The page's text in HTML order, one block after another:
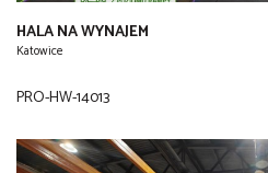
HALA NA WYNAJEM
Katowice
PRO-HW-14013